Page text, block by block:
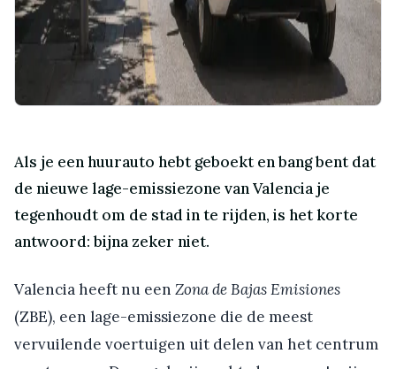
Als je een huurauto hebt geboekt en bang bent dat
de nieuwe lage-emissiezone van Valencia je
tegenhoudt om de stad in te rijden, is het korte
antwoord: bijna zeker niet.
Valencia heeft nu een Zona de Bajas Emisiones
(ZBE), een lage-emissiezone die de meest
vervuilende voertuigen uit delen van het centrum